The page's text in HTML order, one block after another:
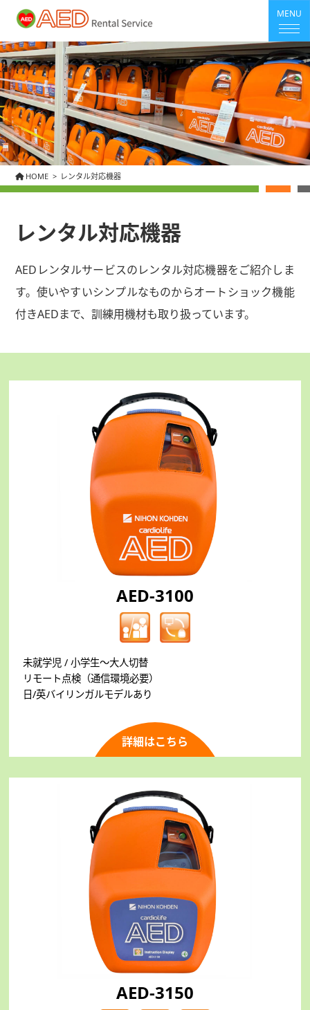
MENU
HOME レンタル対応機器
レンタル対応機器
AEDレンタルサービスのレンタル対応機器をご紹介しま
す。使いやすいシンプルなものからオートショック機能
付きAEDまで、訓練用機材も取り扱っています。
AED-3100
未就学児 / 小学生～大人切替
リモート点検（通信環境必要）
日/英バイリンガルモデルあり
詳細はこちら
AED-3150